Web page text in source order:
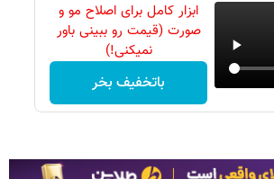
ابزار کامل برای اصلاح مو و
صورت (قیمت رو ببینی باور
نمیکنی!)
باتخفیف بخر